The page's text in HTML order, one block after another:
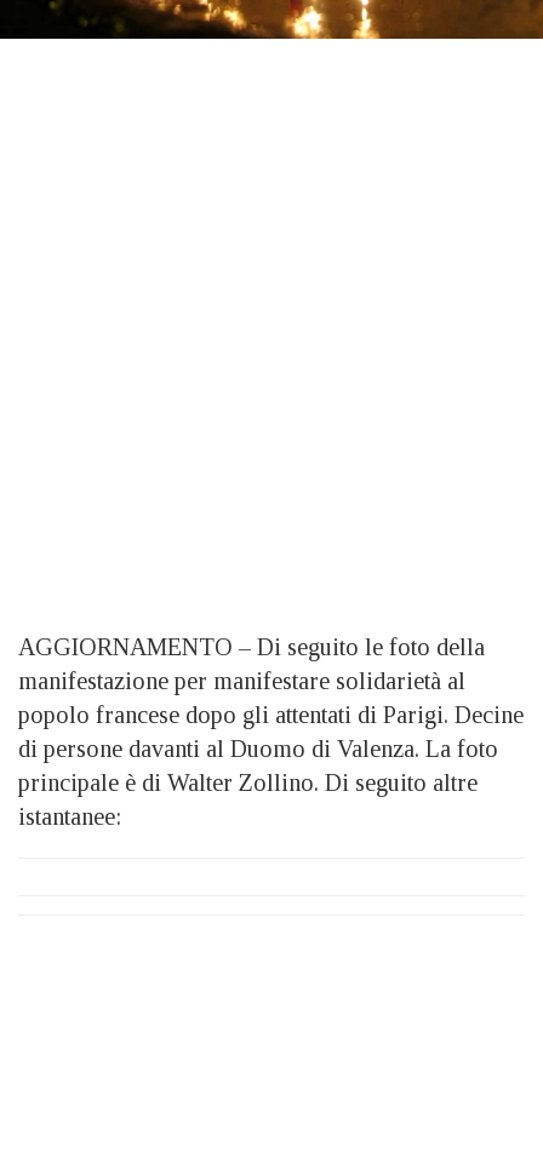
AGGIORNAMENTO – Di seguito le foto della
manifestazione per manifestare solidarietà al
popolo francese dopo gli attentati di Parigi. Decine
di persone davanti al Duomo di Valenza. La foto
principale è di Walter Zollino. Di seguito altre
istantanee: